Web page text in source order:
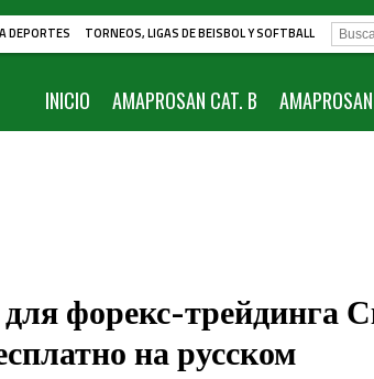
DEPORTES TORNEOS, LIGAS DE BEISBOL Y SOFTBALL
INICIO AMAPROSAN CAT. B
форекс-трейдинга
на русском